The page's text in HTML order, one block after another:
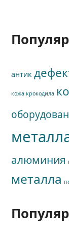
антик
кожа крокодила
алюминия
металла